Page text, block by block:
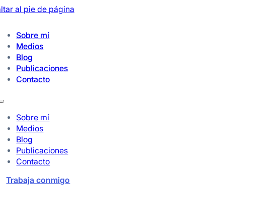
al pie de página
Sobre mí
Medios
Blog
Publicaciones
Contacto
Sobre mí
Medios
Blog
Publicaciones
Contacto
Trabaja conmigo